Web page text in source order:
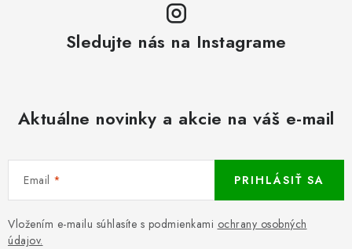
Sledujte nás na Instagrame
Aktuálne novinky a akcie na váš e-mail
Email
Vložením e-mailu súhlasíte s podmienkami ochrany osobných
údajov.
PRIHLÁSIŤ SA